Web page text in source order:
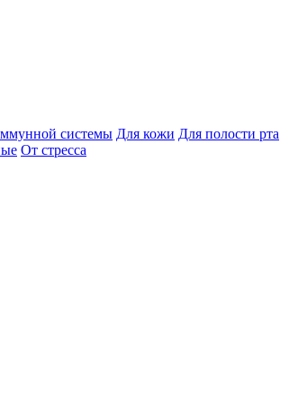
системы Для кожи Для полости рта
От стресса